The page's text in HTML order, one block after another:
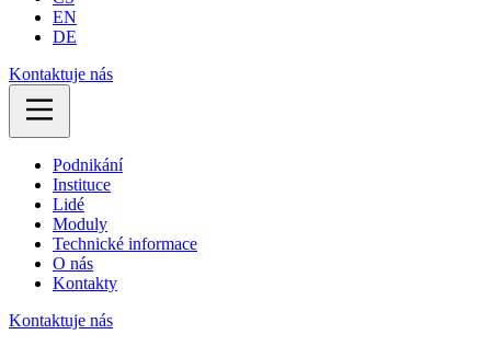
EN
DE
Kontaktuje nás
Podnikání
Instituce
Lidé
Moduly
Technické informace
O nás
Kontakty
Kontaktuje nás